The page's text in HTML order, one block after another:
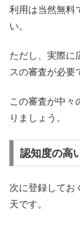
利用は当然無料
い。
ただし、実際に
スの審査が必要
この審査が中々
りましょう。
認知度の高
次に登録してお
天です。